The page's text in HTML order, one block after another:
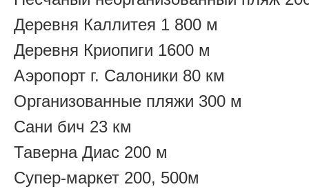
Деревня Каллитея 1 800 м
Деревня Криопиги 1600 м
Аэропорт г. Салоники 80 км
Организованные пляжи 300 м
Сани бич 23 км
Таверна Диас 200 м
Супер-маркет 200, 500м